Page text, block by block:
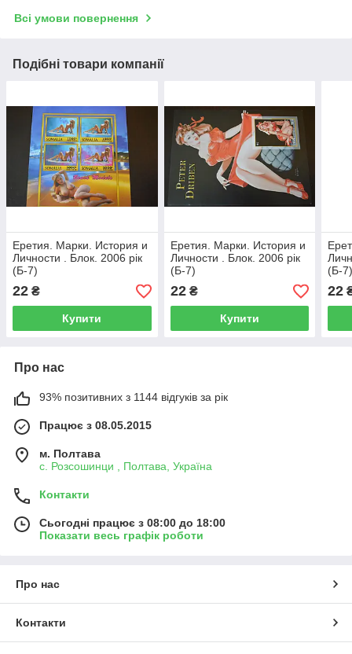
Всі умови повернення
Подібні товари компанії
Еретия. Марки. История и
Личности . Блок. 2006 рік
(Б-7)
22 ₴
Купити
Еретия. Марки. История и
Личности . Блок. 2006 рік
(Б-7)
22₴
Купити
(Б-
22
Про нас
93% позитивних з 1144 відгуків за рік
Працює з 08.05.2015
м. Полтава
с. Розсошинци , Полтава, Україна
Контакти
Сьогодні працює з 08:00 до 18:00
Показати весь графік роботи
Про нас
Контакти